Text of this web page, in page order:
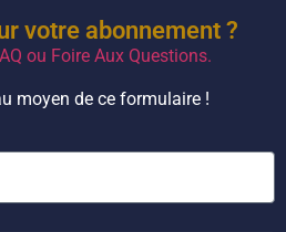
votre abonnement ?
ou Foire Aux Questions.
moyen de ce formulaire !